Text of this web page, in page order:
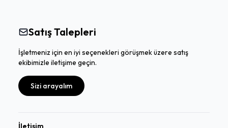
Satış Talepleri
İşletmeniz için en iyi seçenekleri görüşmek üzere satış
ekibimizle iletişime geçin.
Sizi arayalım
İletişim